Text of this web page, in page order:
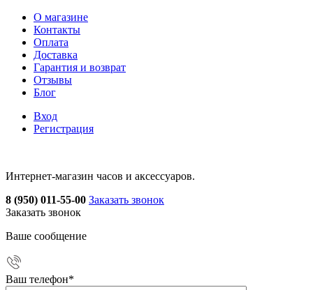
О магазине
Контакты
Оплата
Доставка
Гарантия и возврат
Отзывы
Блог
Вход
Регистрация
Интернет-магазин часов и аксессуаров.
8 (950) 011-55-00 Заказать звонок
Заказать звонок
Ваше сообщение
Ваш телефон*